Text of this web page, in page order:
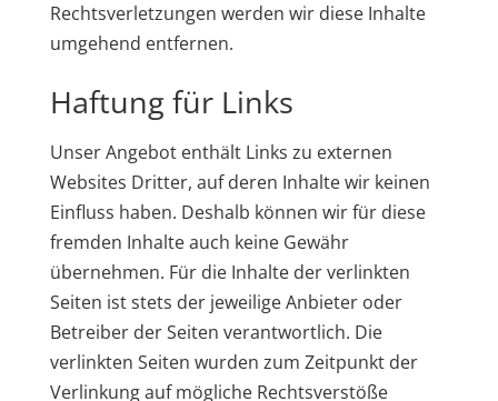
Rechtsverletzungen werden wir diese Inhalte
umgehend entfernen.
Haftung für Links
Unser Angebot enthält Links zu externen
Websites Dritter, auf deren Inhalte wir keinen
Einfluss haben. Deshalb können wir für diese
fremden Inhalte auch keine Gewähr
übernehmen. Für die Inhalte der verlinkten
Seiten ist stets der jeweilige Anbieter oder
Betreiber der Seiten verantwortlich. Die
verlinkten Seiten wurden zum Zeitpunkt der
Verlinkung auf mögliche Rechtsverstöße